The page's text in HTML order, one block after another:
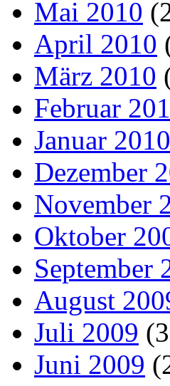
Mai 2010
April 2010
März 2010
Februar
Januar 2010
Dezember
November
Oktober
September
August
Juli 2009
Juni 2009